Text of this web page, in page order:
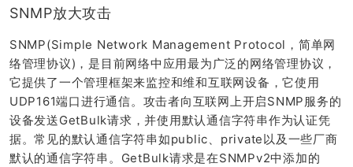
SNMP放大攻击
SNMP(Simple Network Management Protocol，简单网
络管理协议)，是目前网络中应用最为广泛的网络管理协议，
它提供了一个管理框架来监控和维和互联网设备，它使用
UDP161端口进行通信。攻击者向互联网上开启SNMP服务的
设备发送GetBulk请求，并使用默认通信字符串作为认证凭
据。常见的默认通信字符串如public、private以及一些厂商
默认的通信字符串。GetBulk请求是在SNMPv2中添加的